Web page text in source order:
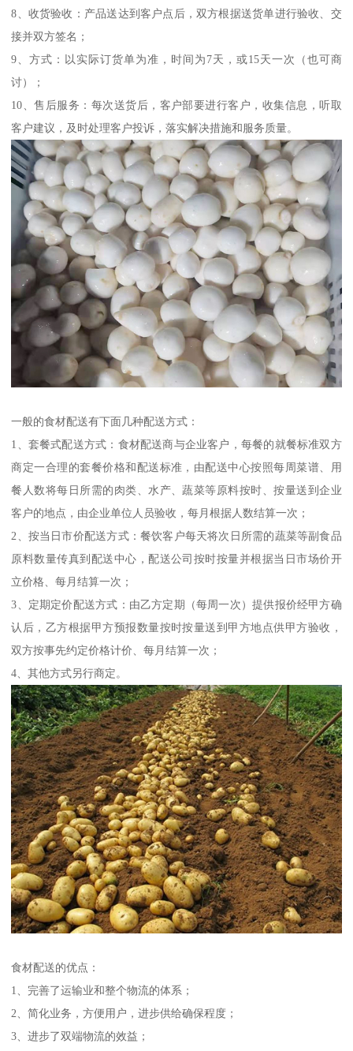
8、收货验收：产品送达到客户点后，双方根据送货单进行验收、交
接并双方签名；
9、方式：以实际订货单为准，时间为7天，或15天一次（也可商
讨）；
10、售后服务：每次送货后，客户部要进行客户，收集信息，听取
客户建议，及时处理客户投诉，落实解决措施和服务质量。
一般的食材配送有下面几种配送方式：
1、套餐式配送方式：食材配送商与企业客户，每餐的就餐标准双方
商定一合理的套餐价格和配送标准，由配送中心按照每周菜谱、用
餐人数将每日所需的肉类、水产、蔬菜等原料按时、按量送到企业
客户的地点，由企业单位人员验收，每月根据人数结算一次；
2、按当日市价配送方式：餐饮客户每天将次日所需的蔬菜等副食品
原料数量传真到配送中心，配送公司按时按量并根据当日市场价开
立价格、每月结算一次；
3、定期定价配送方式：由乙方定期（每周一次）提供报价经甲方确
认后，乙方根据甲方预报数量按时按量送到甲方地点供甲方验收，
双方按事先约定价格计价、每月结算一次；
4、其他方式另行商定。
食材配送的优点：
1、完善了运输业和整个物流的体系；
2、简化业务，方便用户，进步供给确保程度；
3、进步了双端物流的效益；